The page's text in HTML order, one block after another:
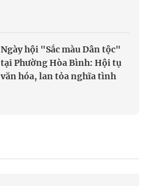
Ngày hội "Sắc màu Dân tộc"
tại Phường Hòa Bình: Hội tụ
văn hóa, lan tỏa nghĩa tình